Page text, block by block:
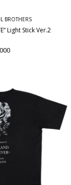
BROTHERS
Light Stick Ver.2